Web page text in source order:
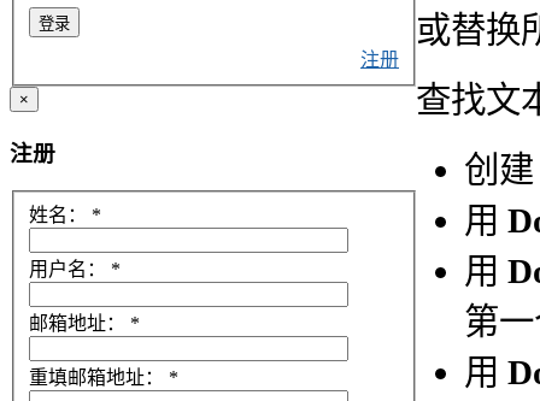
或替换
查找文
创
用
用
第
用
登录
注册
×
注册
姓名： *
用户名： *
邮箱地址： *
重填邮箱地址： *